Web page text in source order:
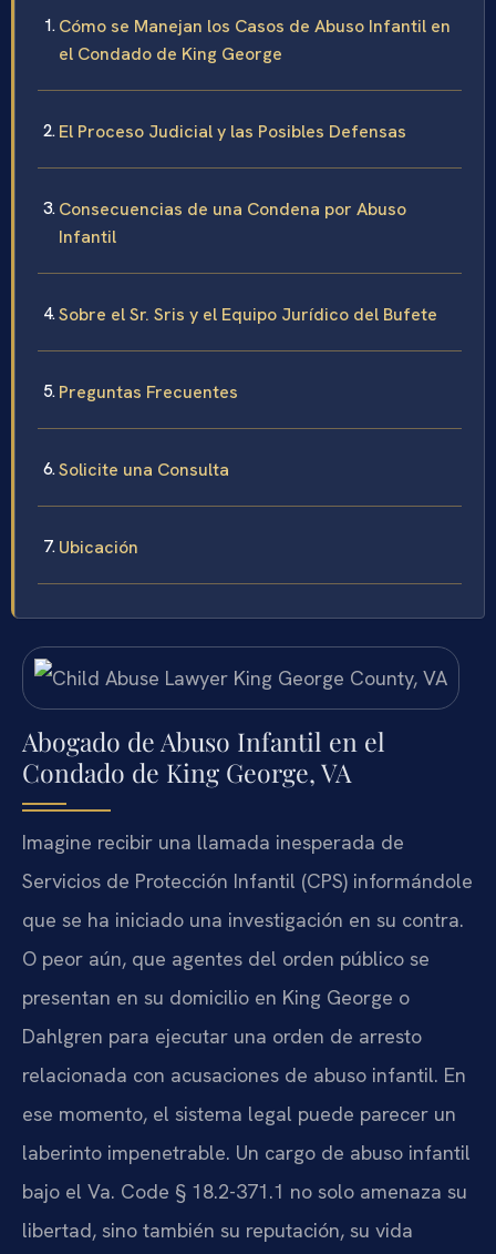
Cómo se Manejan los Casos de Abuso Infantil en
el Condado de King George
El Proceso Judicial y las Posibles Defensas
Consecuencias de una Condena por Abuso
Infantil
Sobre el Sr. Sris y el Equipo Jurídico del Bufete
Preguntas Frecuentes
Solicite una Consulta
Ubicación
Abogado de Abuso Infantil en el
Condado de King George, VA
Imagine recibir una llamada inesperada de
Servicios de Protección Infantil (CPS) informándole
que se ha iniciado una investigación en su contra.
O peor aún, que agentes del orden público se
presentan en su domicilio en King George o
Dahlgren para ejecutar una orden de arresto
relacionada con acusaciones de abuso infantil. En
ese momento, el sistema legal puede parecer un
laberinto impenetrable. Un cargo de abuso infantil
bajo el Va. Code § 18.2-371.1 no solo amenaza su
libertad, sino también su reputación, su vida